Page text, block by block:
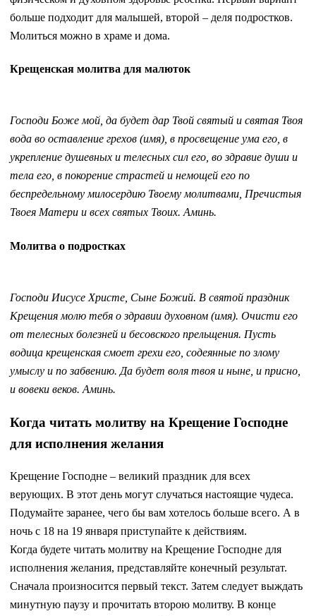
больше подходит для малышей, второй – деля подростков.
Молиться можно в храме и дома.
Крещенская молитва для малюток
Господи Боже мой, да будет дар Твой святый и святая Твоя
вода во оставление грехов (имя), в просвещение ума его, в
укрепление душевных и телесных сил его, во здравие души и
тела его, в покорение страстей и немощей его по
беспредельному милосердию Твоему молитвами, Пречистыя
Твоея Матери и всех святых Твоих. Аминь.
Молитва о подростках
Господи Иисусе Христе, Сыне Божий. В святой праздник
Крещения молю тебя о здравии духовном (имя). Очисти его
от телесных болезней и бесовского прельщения. Пусть
водица крещенская смоет грехи его, содеянные по злому
умыслу и по забвению. Да будет воля твоя и ныне, и присно,
и вовеки веков. Аминь.
Когда читать молитву на Крещение Господне
для исполнения желания
Крещение Господне – великий праздник для всех
верующих. В этот день могут случаться настоящие чудеса.
Подумайте заранее, чего бы вам хотелось больше всего. А в
ночь с 18 на 19 января приступайте к действиям.
Когда будете читать молитву на Крещение Господне для
исполнения желания, представляйте конечный результат.
Сначала произносится первый текст. Затем следует выждать
минутную паузу и прочитать второю молитву. В конце